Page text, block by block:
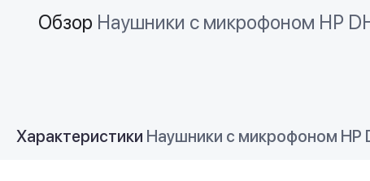
Обзор Наушники с микрофоном HP
Характеристики Наушники с микрофоном HP